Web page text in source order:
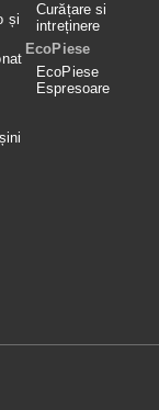
și
Curățare si
intreținere
EcoPiese
EcoPiese
Espresoare